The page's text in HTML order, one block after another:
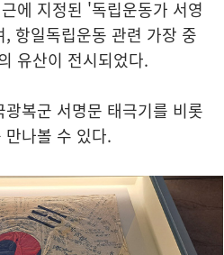
에 지정된 '독립운동가 서영
항일독립운동 관련 가장 중
유산이 전시되었다.
복군 서명문 태극기를 비롯
나볼 수 있다.